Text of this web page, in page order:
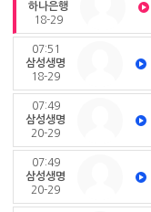
하나은행
18-29
07:51
삼성생명
18-29
07:49
삼성생명
20-29
07:49
삼성생명
20-29